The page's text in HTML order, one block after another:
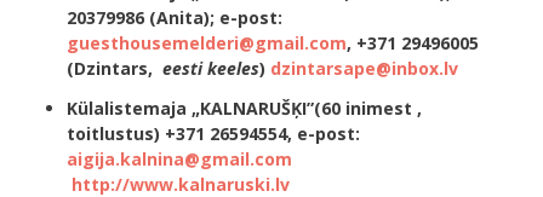
20379986 (Anita); e-post:
guesthousemelderi@gmail.com, +371 29496005
(Dzintars, eesti keeles) dzintarsape@inbox.lv
Külalistemaja „KALNARUŠĶI”(60 inimest ,
toitlustus) +371 26594554, e-post:
aigija.kalnina@gmail.com
http://www.kalnaruski.lv